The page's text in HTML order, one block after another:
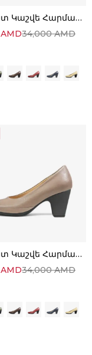
Էլեգանտ Կաշվե Հարմարավետ Կոշիկներ
34,000AMD
AMD
Էլեգանտ Կաշվե Հարմարավետ Կոշիկներ
34,000AMD
AMD